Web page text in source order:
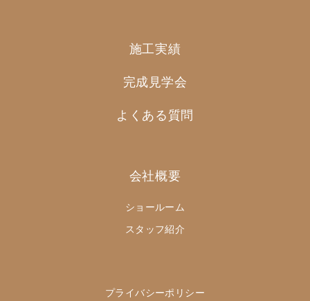
施工実績
完成見学会
よくある質問
会社概要
ショールーム
スタッフ紹介
プライバシーポリシー